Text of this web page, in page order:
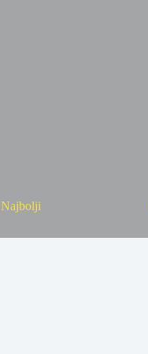
Najbolji